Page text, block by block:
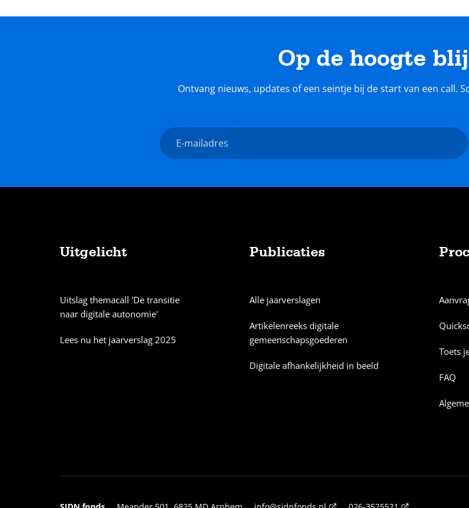
Op de hoogte
Ontvang nieuws, updates of een seintje bij de start van een call.
E-
mailadres
Uitgelicht
Uitslag themacall 'De transitie
naar digitale autonomie'
Lees nu het jaarverslag 2025
Publicaties
Alle jaarverslagen
Artikelenreeks digitale
gemeenschapsgoederen
Digitale afhankelijkheid in beeld
Toets
FAQ